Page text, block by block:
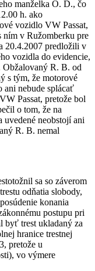
manželka O. D., čo
h. ako
vozidlo VW Passat,
v Ružomberku pre
20.4.2007 predložili v
vozidla do evidencie,
R. B. od
s tým, že motorové
ani nebude splácať
Passat, pretože bol
o tom, že na
neobstojí ani
R. B. nemal
sa so záverom
odňatia slobody,
konania
postupu pri
byť trest ukladaný za
hranice trestnej
pretože u
vo výmere